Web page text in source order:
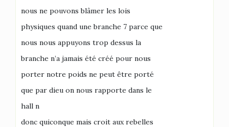
nous ne pouvons blâmer les lois
physiques quand une branche 7 parce que
nous nous appuyons trop dessus la
branche n’a jamais été créé pour nous
porter notre poids ne peut être porté
que par dieu on nous rapporte dans le
hall n
donc quiconque mais croit aux rebelles